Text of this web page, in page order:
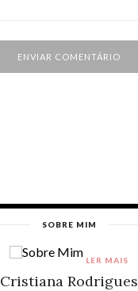
SOBRE MIM
Cristiana Rodrigues
LER MAIS